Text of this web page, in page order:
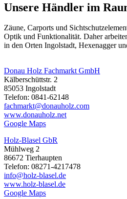
Unsere Händler im
Zäune, Carports und
Optik und Funktionalität. Daher
in den Orten Ingolstadt, Hexenagger
Donau Holz Fachmarkt GmbH
Kälberschüttstr. 2
85053 Ingolstadt
Telefon: 0841-62148
fachmarkt@donauholz.com
www.donauholz.net
Google Maps
Holz-Blasel GbR
Mühlweg 2
86672 Tierhaupten
Telefon: 08271-4217478
info@holz-blasel.de
www.holz-blasel.de
Google Maps